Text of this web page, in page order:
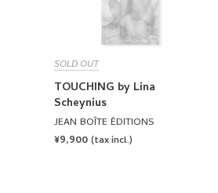
SOLD OUT
TOUCHING by Lina
Scheynius
JEAN BOÎTE ÉDITIONS
REGULAR
¥9,900 (tax incl.)